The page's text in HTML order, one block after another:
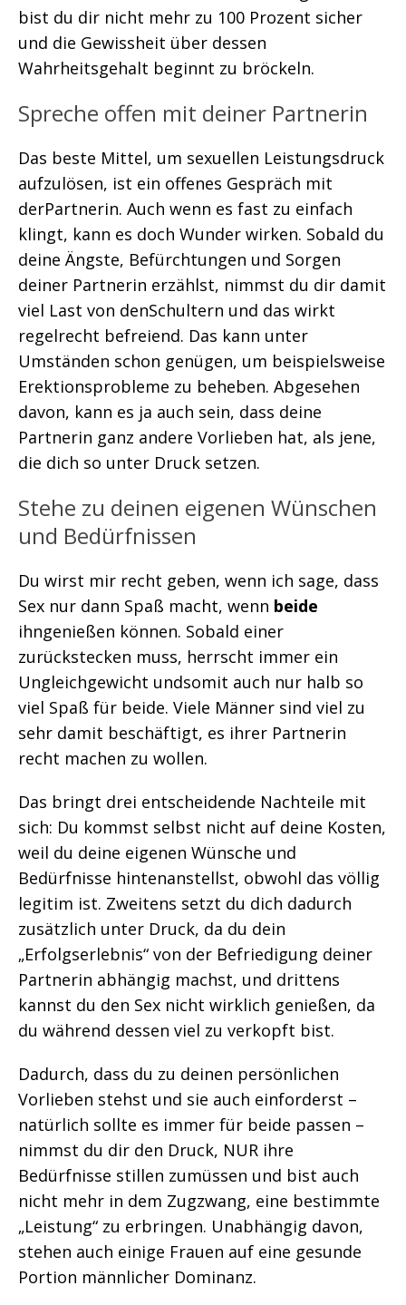
bist du dir nicht mehr zu 100 Prozent sicher
und die Gewissheit über dessen
Wahrheitsgehalt beginnt zu bröckeln.
Spreche offen mit deiner Partnerin
Das beste Mittel, um sexuellen Leistungsdruck
aufzulösen, ist ein offenes Gespräch mit
derPartnerin. Auch wenn es fast zu einfach
klingt, kann es doch Wunder wirken. Sobald du
deine Ängste, Befürchtungen und Sorgen
deiner Partnerin erzählst, nimmst du dir damit
viel Last von denSchultern und das wirkt
regelrecht befreiend. Das kann unter
Umständen schon genügen, um beispielsweise
Erektionsprobleme zu beheben. Abgesehen
davon, kann es ja auch sein, dass deine
Partnerin ganz andere Vorlieben hat, als jene,
die dich so unter Druck setzen.
Stehe zu deinen eigenen Wünschen
und Bedürfnissen
Du wirst mir recht geben, wenn ich sage, dass
Sex nur dann Spaß macht, wenn beide
ihngenießen können. Sobald einer
zurückstecken muss, herrscht immer ein
Ungleichgewicht undsomit auch nur halb so
viel Spaß für beide. Viele Männer sind viel zu
sehr damit beschäftigt, es ihrer Partnerin
recht machen zu wollen.
Das bringt drei entscheidende Nachteile mit
sich: Du kommst selbst nicht auf deine Kosten,
weil du deine eigenen Wünsche und
Bedürfnisse hintenanstellst, obwohl das völlig
legitim ist. Zweitens setzt du dich dadurch
zusätzlich unter Druck, da du dein
„Erfolgserlebnis“ von der Befriedigung deiner
Partnerin abhängig machst, und drittens
kannst du den Sex nicht wirklich genießen, da
du während dessen viel zu verkopft bist.
Dadurch, dass du zu deinen persönlichen
Vorlieben stehst und sie auch einforderst –
natürlich sollte es immer für beide passen –
nimmst du dir den Druck, NUR ihre
Bedürfnisse stillen zumüssen und bist auch
nicht mehr in dem Zugzwang, eine bestimmte
„Leistung“ zu erbringen. Unabhängig davon,
stehen auch einige Frauen auf eine gesunde
Portion männlicher Dominanz.